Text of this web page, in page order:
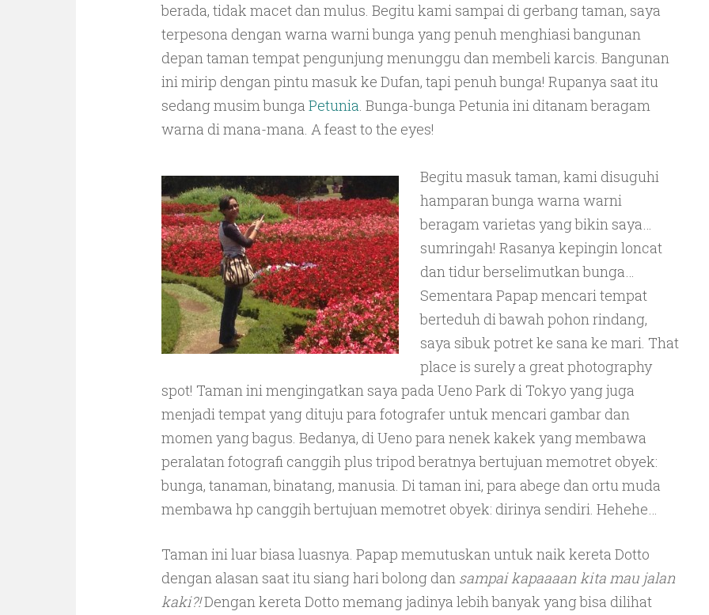
berada, tidak macet dan mulus. Begitu kami sampai di gerbang taman, saya
terpesona dengan warna warni bunga yang penuh menghiasi bangunan
depan taman tempat pengunjung menunggu dan membeli karcis. Bangunan
ini mirip dengan pintu masuk ke Dufan, tapi penuh bunga! Rupanya saat itu
sedang musim bunga Petunia. Bunga-bunga Petunia ini ditanam beragam
warna di mana-mana. A feast to the eyes!
Begitu masuk taman, kami disuguhi
hamparan bunga warna warni
beragam varietas yang bikin saya…
sumringah! Rasanya kepingin loncat
dan tidur berselimutkan bunga…
Sementara Papap mencari tempat
berteduh di bawah pohon rindang,
saya sibuk potret ke sana ke mari. That
place is surely a great photography
spot! Taman ini mengingatkan saya pada Ueno Park di Tokyo yang juga
menjadi tempat yang dituju para fotografer untuk mencari gambar dan
momen yang bagus. Bedanya, di Ueno para nenek kakek yang membawa
peralatan fotografi canggih plus tripod beratnya bertujuan memotret obyek:
bunga, tanaman, binatang, manusia. Di taman ini, para abege dan ortu muda
membawa hp canggih bertujuan memotret obyek: dirinya sendiri. Hehehe…
Taman ini luar biasa luasnya. Papap memutuskan untuk naik kereta Dotto
dengan alasan saat itu siang hari bolong dan sampai kapaaaan kita mau jalan
kaki?!Dengan kereta Dotto memang jadinya lebih banyak yang bisa dilihat